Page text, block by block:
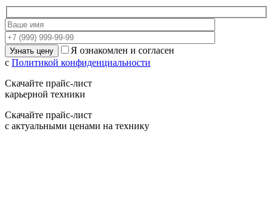
Я ознакомлен и согласен
с Политикой конфиденциальности
Скачайте прайс-лист
карьерной техники
Скачайте прайс-лист
с актуальными ценами на технику